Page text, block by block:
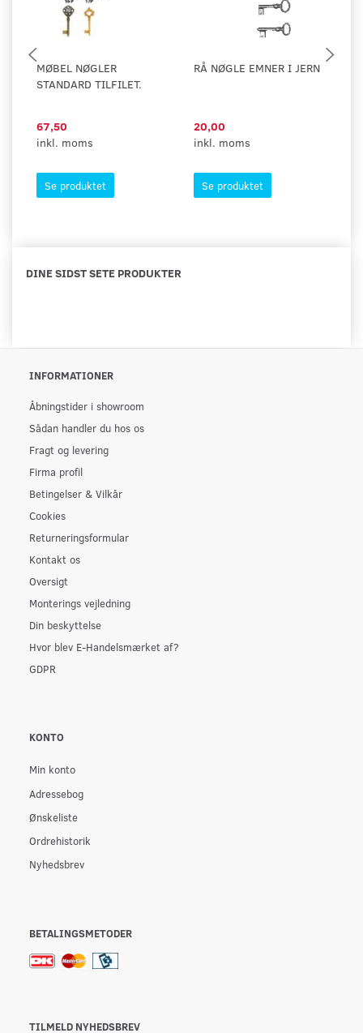
MØBEL NØGLER
STANDARD TILFILET.
67,50
inkl. moms
Se produktet
RÅ NØGLE EMNER I JERN
20,00
inkl. moms
Se produktet
DINE SIDST SETE PRODUKTER
INFORMATIONER
Åbningstider i showroom
Sådan handler du hos os
Fragt og levering
Firma profil
Betingelser & Vilkår
Cookies
Returneringsformular
Kontakt os
Oversigt
Monterings vejledning
Din beskyttelse
Hvor blev E-Handelsmærket af?
GDPR
KONTO
Min konto
Adressebog
Ønskeliste
Ordrehistorik
Nyhedsbrev
BETALINGSMETODER
TILMELD NYHEDSBREV